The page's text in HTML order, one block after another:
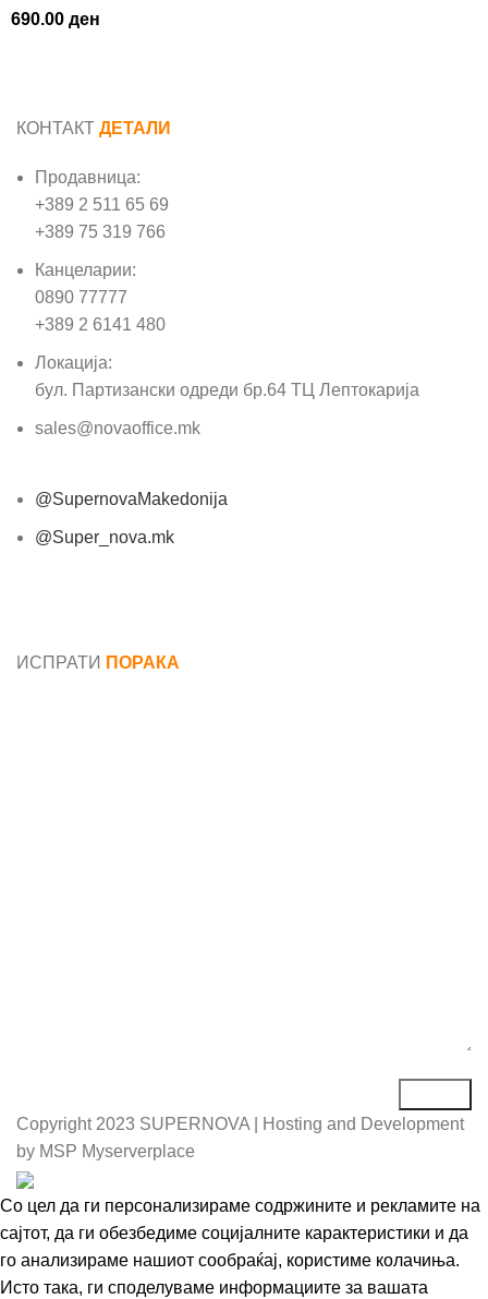
690.00ден
КОНТАКТ ДЕТАЛИ
Продавница:
+389 2 511 65 69
+389 75 319 766
Канцеларии:
0890 77777
+389 2 6141 480
Локација:
бул. Партизански одреди бр.64 ТЦ Лептокарија
sales@novaoffice.mk
@SupernovaMakedonija
@Super_nova.mk
ИСПРАТИ ПОРАКА
Copyright 2023 SUPERNOVA | Hosting and Development
by MSP Myserverplace
Со цел да ги персонализираме содржините и рекламите на
сајтот, да ги обезбедиме социјалните карактеристики и да
го анализираме нашиот сообраќај, користиме колачиња.
Исто така, ги споделуваме информациите за вашата